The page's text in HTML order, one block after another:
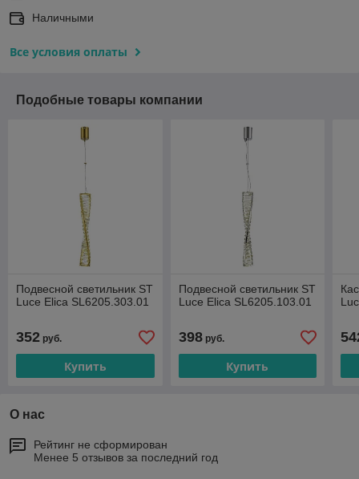
Наличными
Все условия оплаты
Подобные товары компании
Подвесной светильник ST
Luce Elica SL6205.303.01
352 руб.
Купить
Подвесной светильник ST
Luce Elica SL6205.103.01
398руб.
Купить
О нас
Рейтинг не сформирован
Менее 5 отзывов за последний год